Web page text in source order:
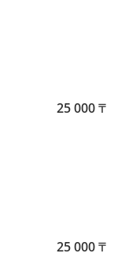
25 000₸
25 000₸